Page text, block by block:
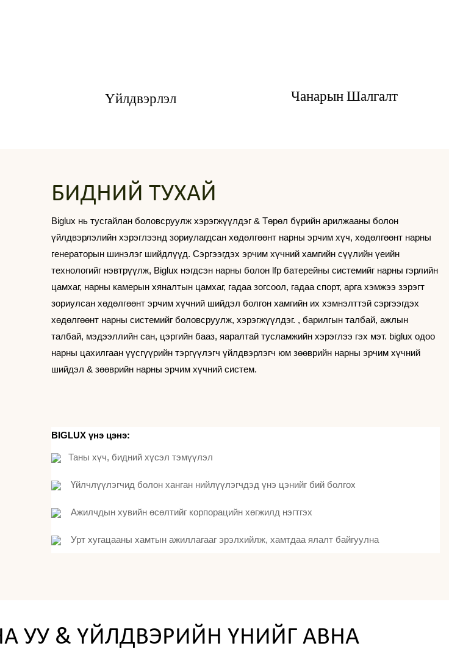
Үйлдвэрлэл Чанарын Шалгалт
БИДНИЙ ТУХАЙ
Biglux нь тусгайлан боловсруулж хэрэгжүүлдэг & Төрөл бүрийн арилжааны болон
үйлдвэрлэлийн хэрэглээнд зориулагдсан хөдөлгөөнт нарны эрчим хүч, хөдөлгөөнт нарны
генераторын шинэлэг шийдлүүд. Сэргээгдэх эрчим хүчний хамгийн сүүлийн үеийн
технологийг нэвтрүүлж, Biglux нэгдсэн нарны болон lfp батерейны системийг нарны гэрлийн
цамхаг, нарны камерын хяналтын цамхаг, гадаа зогсоол, гадаа спорт, арга хэмжээ зэрэгт
зориулсан хөдөлгөөнт эрчим хүчний шийдэл болгон хамгийн их хэмнэлттэй сэргээгдэх
хөдөлгөөнт нарны системийг боловсруулж, хэрэгжүүлдэг. , барилгын талбай, ажлын
талбай, мэдээллийн сан, цэргийн бааз, яаралтай тусламжийн хэрэглээ гэх мэт. biglux одоо
нарны цахилгаан үүсгүүрийн тэргүүлэгч үйлдвэрлэгч юмзөөврийн нарны эрчим хүчний
шийдэл & зөөврийн нарны эрчим хүчний систем.
BIGLUX үнэ цэнэ:
Таны хүч, бидний хүсэл тэмүүлэл
Үйлчлүүлэгчид болон ханган нийлүүлэгчдэд үнэ цэнийг бий болгох
Ажилчдын хувийн өсөлтийг корпорацийн хөгжилд нэгтгэх
Урт хугацааны хамтын ажиллагааг эрэлхийлж, хамтдаа ялалт байгуулна
УУ & ҮЙЛДВЭРИЙН ҮНИЙГ АВНА